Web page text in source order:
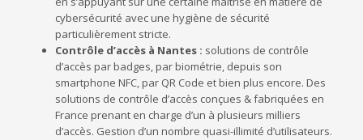
cybersécurité avec une hygiène de sécurité
particulièrement stricte.
Contrôle d’accès à Nantes : solutions de contrôle
d’accès par badges, par biométrie, depuis son
smartphone NFC, par QR Code et bien plus encore. Des
solutions de contrôle d’accès conçues & fabriquées en
France prenant en charge d’un à plusieurs milliers
d’accès. Gestion d’un nombre quasi-illimité d’utilisateurs.